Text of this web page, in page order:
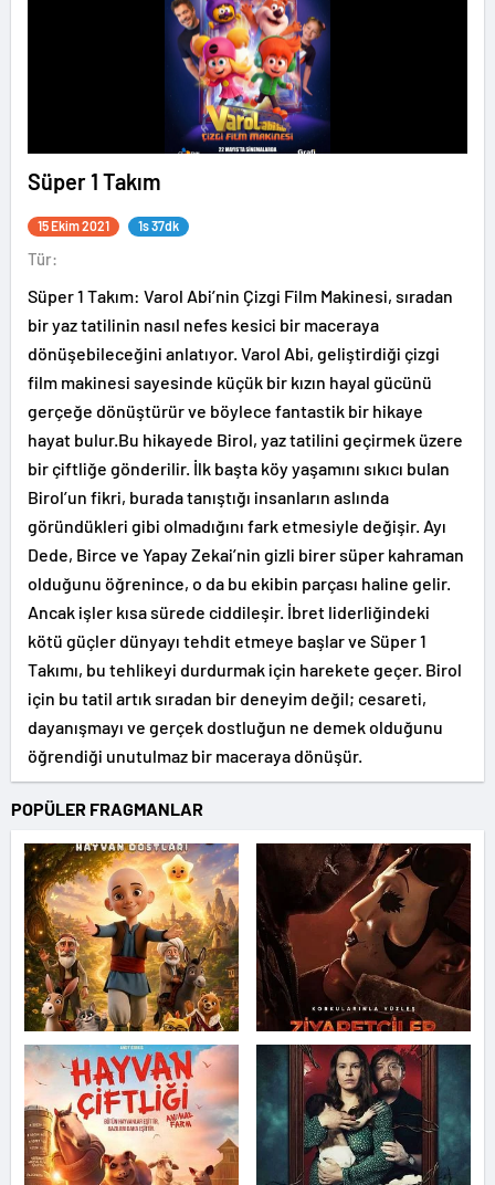
Süper 1 Takım
15 Ekim 2021 1s 37dk
Tür:
Süper 1 Takım: Varol Abi’nin Çizgi Film Makinesi, sıradan
bir yaz tatilinin nasıl nefes kesici bir maceraya
dönüşebileceğini anlatıyor. Varol Abi, geliştirdiği çizgi
film makinesi sayesinde küçük bir kızın hayal gücünü
gerçeğe dönüştürür ve böylece fantastik bir hikaye
hayat bulur.Bu hikayede Birol, yaz tatilini geçirmek üzere
bir çiftliğe gönderilir. İlk başta köy yaşamını sıkıcı bulan
Birol’un fikri, burada tanıştığı insanların aslında
göründükleri gibi olmadığını fark etmesiyle değişir. Ayı
Dede, Birce ve Yapay Zekai’nin gizli birer süper kahraman
olduğunu öğrenince, o da bu ekibin parçası haline gelir.
Ancak işler kısa sürede ciddileşir. İbret liderliğindeki
kötü güçler dünyayı tehdit etmeye başlar ve Süper 1
Takımı, bu tehlikeyi durdurmak için harekete geçer. Birol
için bu tatil artık sıradan bir deneyim değil; cesareti,
dayanışmayı ve gerçek dostluğun ne demek olduğunu
öğrendiği unutulmaz bir maceraya dönüşür.
POPÜLER FRAGMANLAR